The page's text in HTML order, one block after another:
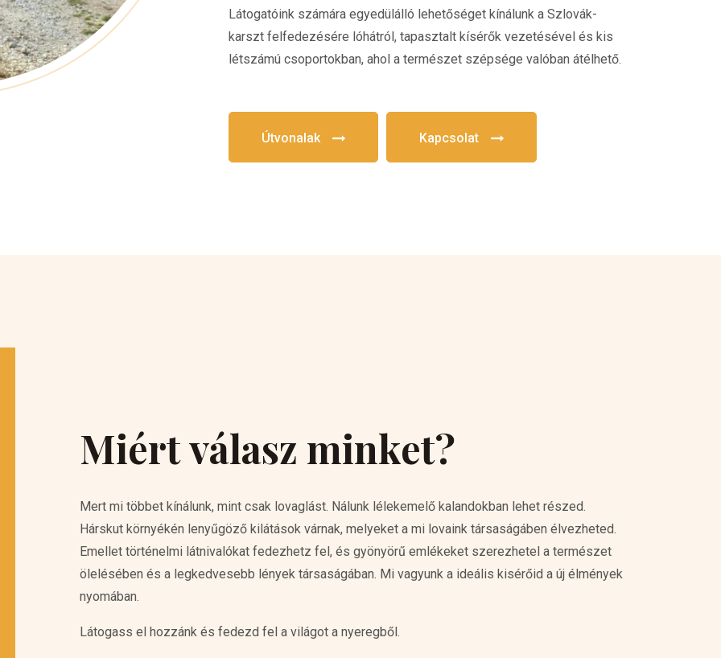
Látogatóink számára egyedülálló lehetőséget kínálunk a Szlovák-
karszt felfedezésére lóhátról, tapasztalt kísérők vezetésével és kis
létszámú csoportokban, ahol a természet szépsége valóban átélhető.
Útvonalak Kapcsolat
Miért válasz minket?
Mert mi többet kínálunk, mint csak lovaglást. Nálunk lélekemelő kalandokban lehet részed.
Hárskut környékén lenyűgöző kilátások várnak, melyeket a mi lovaink társaságáben élvezheted.
Emellet történelmi látnivalókat fedezhetz fel, és gyönyörű emlékeket szerezhetel a természet
ölelésében és a legkedvesebb lények társaságában. Mi vagyunk a ideális kisérőid a új élmények
nyomában.
Látogass el hozzánk és fedezd fel a világot a nyeregből.